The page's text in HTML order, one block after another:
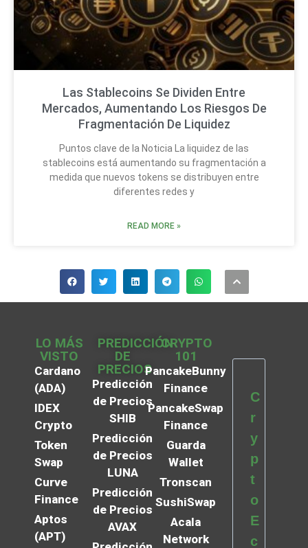
Las Stablecoins Se Dividen Entre
Mercados, Aumentando Los Riesgos De
Fragmentación De Liquidez
Puntos clave de la Noticia La liquidez de las
stablecoins está aumentando su fragmentación a
medida que nuevos tokens se distribuyen entre
diferentes redes y
READ MORE »
LO MÁS
VISTO
Cardano
(ADA)
IDEX
Crypto
Token
Swap
Curve
Finance
Aptos
(APT)
PREDICCIÓN
DE
PRECIOS
Predicción
de Precios
SHIB
Predicción
de Precios
LUNA
Predicción
de Precios
AVAX
CRYPTO
101
PancakeBunny
Finance
PancakeSwap
Finance
Guarda
Wallet
Tronscan
SushiSwap
Acala
Network
C
r
y
p
t
o
E
c